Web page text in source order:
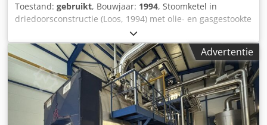
Toestand: gebruikt, Bouwjaar: 1994, Stoomketel in
driedoorsconstructie (Loos, 1994) met olie- en gasgestookte
verbranding voor de productie van 7000 kg/uur stoom. De
waterinhoud van de ketel is 90 hl. Overige componenten: -
Combinatiebrander (Saacke) voor verbranding met olie en
gas Dkodpfxozi Anye Afusr - Gasregelcircuit - Olieaanvoer
met zuigpompeenheid (hp technik) - Voorverwarmer (2005)
met een warmtevermogen van 275 kW - Voedwaterketel
(Loos, 1994) met een inhoud van 40 hl -
Waterontijzeringsinstallatie (Pentair, 2024) -
Advertentie